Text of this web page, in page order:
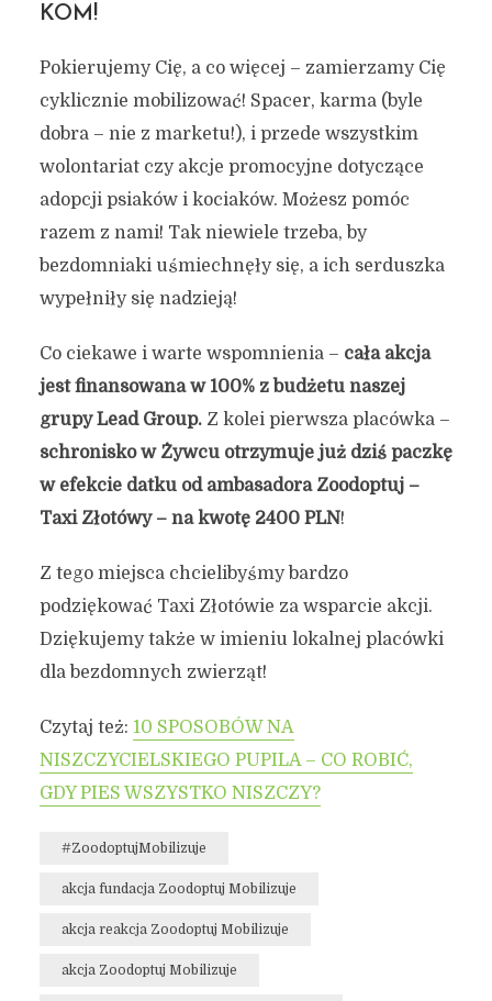
KOM!
Pokierujemy Cię, a co więcej – zamierzamy Cię
cyklicznie mobilizować! Spacer, karma (byle
dobra – nie z marketu!), i przede wszystkim
wolontariat czy akcje promocyjne dotyczące
adopcji psiaków i kociaków. Możesz pomóc
razem z nami! Tak niewiele trzeba, by
bezdomniaki uśmiechnęły się, a ich serduszka
wypełniły się nadzieją!
Co ciekawe i warte wspomnienia – cała akcja
jest finansowana w 100% z budżetu naszej
grupy Lead Group. Z kolei pierwsza placówka –
schronisko w Żywcu otrzymuje już dziś paczkę
w efekcie datku od ambasadora Zoodoptuj –
Taxi Złotówy – na kwotę 2400 PLN!
Z tego miejsca chcielibyśmy bardzo
podziękować Taxi Złotówie za wsparcie akcji.
Dziękujemy także w imieniu lokalnej placówki
dla bezdomnych zwierząt!
Czytaj też: 10 SPOSOBÓW NA
NISZCZYCIELSKIEGO PUPILA – CO ROBIĆ,
GDY PIES WSZYSTKO NISZCZY?
#ZoodoptujMobilizuje
akcja fundacja Zoodoptuj Mobilizuje
akcja reakcja Zoodoptuj Mobilizuje
akcja Zoodoptuj Mobilizuje